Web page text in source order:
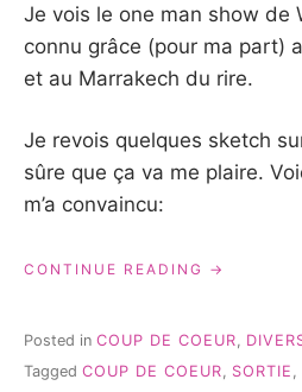
Je vois le one man show de
connu grâce (pour ma part)
et au Marrakech du rire.
Je revois quelques sketch
sûre que ça va me plaire.
m’a convaincu:
CONTINUE READING « WALY
Posted in COUP DE COEUR
Tagged COUP DE COEUR, SORTIE ,